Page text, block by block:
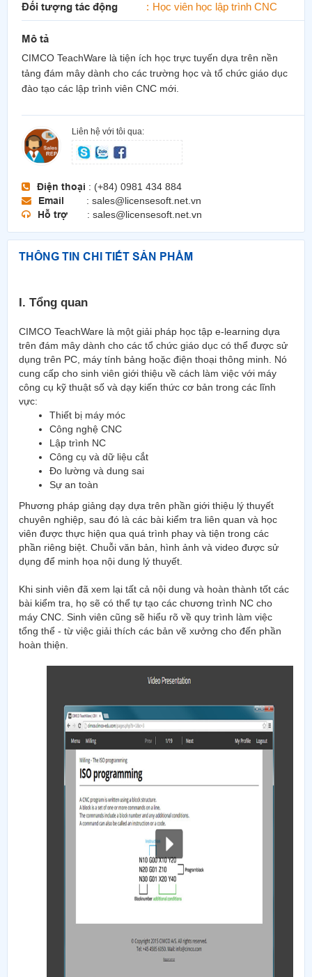
Đối tượng tác động Học viên học lập trình CNC
Mô tả
CIMCO TeachWare là tiện ích học trực tuyến dựa trên nền
tảng đám mây dành cho các trường học và tổ chức giáo dục
đào tạo các lập trình viên CNC mới.
Liên hệ với tôi qua:
Điện thoại : (+84) 0981 434 884
Email
: sales@licensesoft.net.vn
Hỗ trợ
: sales@licensesoft.net.vn
THÔNG TIN CHI TIẾT SẢN PHẨM
I. Tổng quan
CIMCO TeachWare là một giải pháp học tập e-learning dựa
trên đám mây dành cho các tổ chức giáo dục có thể được sử
dụng trên PC, máy tính bảng hoặc điện thoại thông minh. Nó
cung cấp cho sinh viên giới thiệu về cách làm việc với máy
công cụ kỹ thuật số và dạy kiến thức cơ bản trong các lĩnh
vực:
Thiết bị máy móc
Công nghệ CNC
Lập trình NC
Công cụ và dữ liệu cắt
Đo lường và dung sai
Sự an toàn
Phương pháp giảng dạy dựa trên phần giới thiệu lý thuyết
chuyên nghiệp, sau đó là các bài kiểm tra liên quan và học
viên được thực hiện qua quá trình phay và tiện trong các
phần riêng biệt. Chuỗi văn bản, hình ảnh và video được sử
dụng để minh họa nội dung lý thuyết.
Khi sinh viên đã xem lại tất cả nội dung và hoàn thành tốt các
bài kiểm tra, họ sẽ có thể tự tạo các chương trình NC cho
máy CNC. Sinh viên cũng sẽ hiểu rõ về quy trình làm việc
tổng thể - từ việc giải thích các bản vẽ xưởng cho đến phần
hoàn thiện.